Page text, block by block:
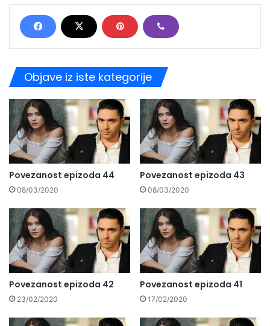
Objave iz iste kategorije
Povezanost epizoda 44
08/03/2020
Povezanost epizoda 43
08/03/2020
Povezanost epizoda 42
23/02/2020
Povezanost epizoda 41
17/02/2020